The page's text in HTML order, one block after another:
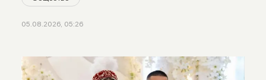
05.08.2026, 05:26